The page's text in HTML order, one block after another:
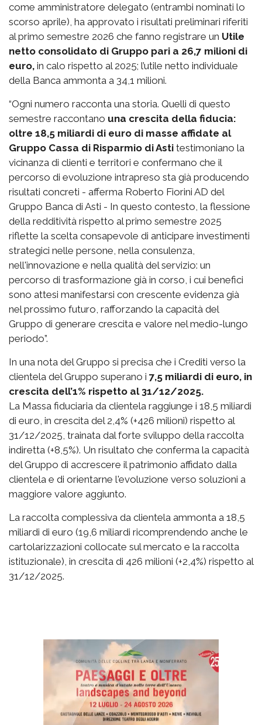
come amministratore delegato (entrambi nominati lo
scorso aprile), ha approvato i risultati preliminari riferiti
al primo semestre 2026 che fanno registrare un Utile
netto consolidato di Gruppo pari a 26,7 milioni di
euro, in calo rispetto al 2025; l’utile netto individuale
della Banca ammonta a 34,1 milioni.
“Ogni numero racconta una storia. Quelli di questo
semestre raccontano una crescita della fiducia:
oltre 18,5 miliardi di euro di masse affidate al
Gruppo Cassa di Risparmio di Asti testimoniano la
vicinanza di clienti e territori e confermano che il
percorso di evoluzione intrapreso sta già producendo
risultati concreti - afferma Roberto Fiorini AD del
Gruppo Banca di Asti - In questo contesto, la flessione
della redditività rispetto al primo semestre 2025
riflette la scelta consapevole di anticipare investimenti
strategici nelle persone, nella consulenza,
nell'innovazione e nella qualità del servizio: un
percorso di trasformazione già in corso, i cui benefici
sono attesi manifestarsi con crescente evidenza già
nel prossimo futuro, rafforzando la capacità del
Gruppo di generare crescita e valore nel medio-lungo
periodo”.
In una nota del Gruppo si precisa che i Crediti verso la
clientela del Gruppo superano i 7,5 miliardi di euro, in
crescita dell’1% rispetto al 31/12/2025.
La Massa fiduciaria da clientela raggiunge i 18,5 miliardi
di euro, in crescita del 2,4% (+426 milioni) rispetto al
31/12/2025, trainata dal forte sviluppo della raccolta
indiretta (+8,5%). Un risultato che conferma la capacità
del Gruppo di accrescere il patrimonio affidato dalla
clientela e di orientarne l'evoluzione verso soluzioni a
maggiore valore aggiunto.
La raccolta complessiva da clientela ammonta a 18,5
miliardi di euro (19,6 miliardi ricomprendendo anche le
cartolarizzazioni collocate sul mercato e la raccolta
istituzionale), in crescita di 426 milioni (+2,4%) rispetto al
31/12/2025.